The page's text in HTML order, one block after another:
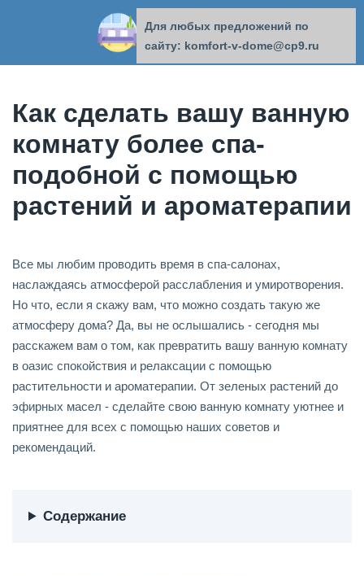
КОМФОРТ В ДОМЕ
Как сделать вашу ванную
комнату более спа-
подобной с помощью
растений и ароматерапии
Все мы любим проводить время в спа-салонах,
наслаждаясь атмосферой расслабления и умиротворения.
Но что, если я скажу вам, что можно создать такую же
атмосферу дома? Да, вы не ослышались - сегодня мы
расскажем вам о том, как превратить вашу ванную комнату
в оазис спокойствия и релаксации с помощью
растительности и ароматерапии. От зеленых растений до
эфирных масел - сделайте свою ванную комнату уютнее и
приятнее для всех с помощью наших советов и
рекомендаций.
Содержание
Для любых предложений по
сайту: komfort-v-dome@cp9.ru